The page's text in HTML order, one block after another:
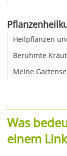
Heilpflanzen
Berühmte
Meine
Was
einem